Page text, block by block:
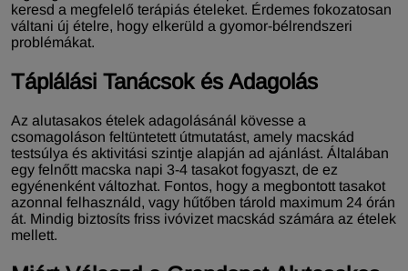
keresd a megfelelő terápiás ételeket. Érdemes fokozatosan
váltani új ételre, hogy elkerüld a gyomor-bélrendszeri
problémákat.
Táplálási Tanácsok és Adagolás
Az alutasakos ételek adagolásánál kövesse a
csomagoláson feltüntetett útmutatást, amely macskád
testsúlya és aktivitási szintje alapján ad ajánlást. Általában
egy felnőtt macska napi 3-4 tasakot fogyaszt, de ez
egyénenként változhat. Fontos, hogy a megbontott tasakot
azonnal felhasználd, vagy hűtőben tárold maximum 24 órán
át. Mindig biztosíts friss ivóvizet macskád számára az ételek
mellett.